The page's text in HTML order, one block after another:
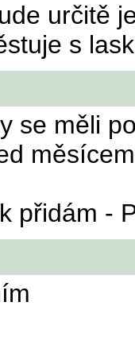
určitě
s
se měli
přidám -